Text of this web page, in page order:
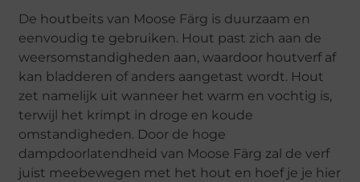
De houtbeits van Moose Färg is duurzaam en
eenvoudig te gebruiken. Hout past zich aan de
weersomstandigheden aan, waardoor houtverf af
kan bladderen of anders aangetast wordt. Hout
zet namelijk uit wanneer het warm en vochtig is,
terwijl het krimpt in droge en koude
omstandigheden. Door de hoge
dampdoorlatendheid van Moose Färg zal de verf
juist meebewegen met het hout en hoef je je hier